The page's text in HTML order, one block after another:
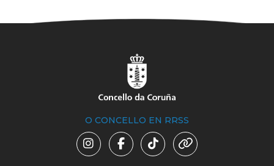
O CONCELLO EN RRSS